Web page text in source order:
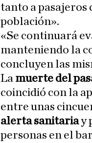
tanto a pasajeros
población».
«Se continuará
manteniendo la
concluyen las
La muerte del
coincidió con la
entre unas
alerta sanitariay
personas en el